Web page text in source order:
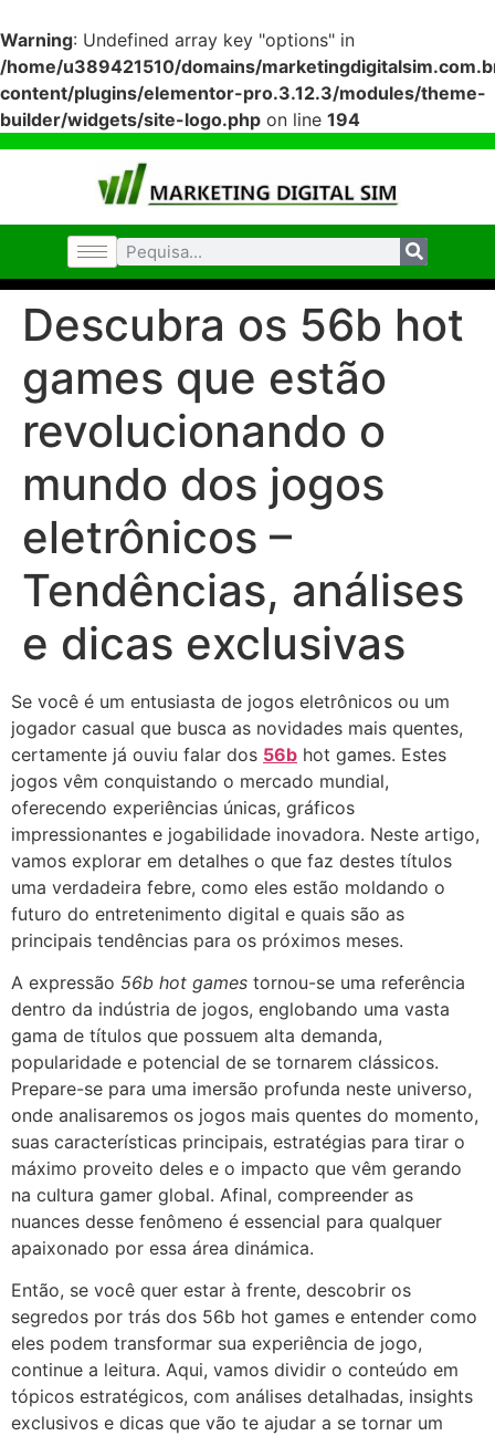
Warning: Undefined array key "options" in
/home/u389421510/domains/
content/plugins/elementor-pro.3.12.3/modules/theme-
builder/widgets/site-logo.php on line 194
Descubra os 56b hot
games que estão
revolucionando o
mundo dos jogos
eletrônicos –
Tendências, análises
e dicas exclusivas
Se você é um entusiasta de jogos eletrônicos ou um
jogador casual que busca as novidades mais quentes,
certamente já ouviu falar dos 56b hot games. Estes
jogos vêm conquistando o mercado mundial,
oferecendo experiências únicas, gráficos
impressionantes e jogabilidade inovadora. Neste artigo,
vamos explorar em detalhes o que faz destes títulos
uma verdadeira febre, como eles estão moldando o
futuro do entretenimento digital e quais são as
principais tendências para os próximos meses.
A expressão 56b hot games tornou-se uma referência
dentro da indústria de jogos, englobando uma vasta
gama de títulos que possuem alta demanda,
popularidade e potencial de se tornarem clássicos.
Prepare-se para uma imersão profunda neste universo,
onde analisaremos os jogos mais quentes do momento,
suas características principais, estratégias para tirar o
máximo proveito deles e o impacto que vêm gerando
na cultura gamer global. Afinal, compreender as
nuances desse fenômeno é essencial para qualquer
apaixonado por essa área dinámica.
Então, se você quer estar à frente, descobrir os
segredos por trás dos 56b hot games e entender como
eles podem transformar sua experiência de jogo,
continue a leitura. Aqui, vamos dividir o conteúdo em
tópicos estratégicos, com análises detalhadas, insights
exclusivos e dicas que vão te ajudar a se tornar um